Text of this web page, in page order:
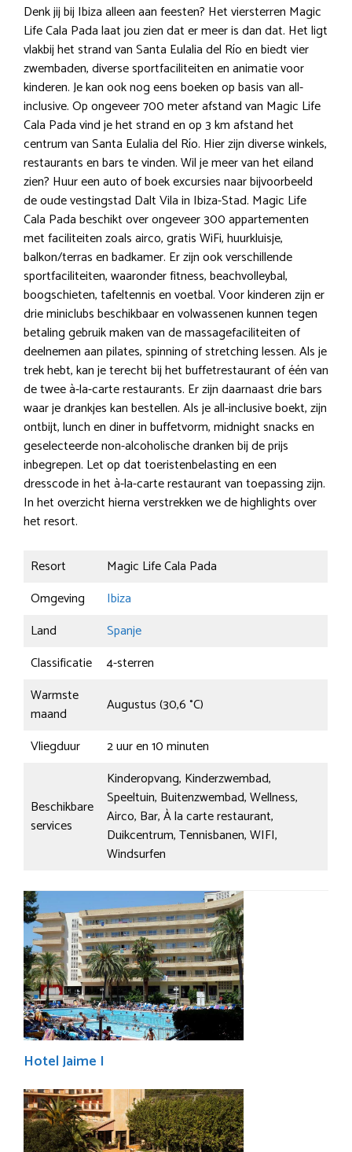
Denk jij bij Ibiza alleen aan feesten? Het viersterren Magic
Life Cala Pada laat jou zien dat er meer is dan dat. Het ligt
vlakbij het strand van Santa Eulalia del Río en biedt vier
zwembaden, diverse sportfaciliteiten en animatie voor
kinderen. Je kan ook nog eens boeken op basis van all-
inclusive. Op ongeveer 700 meter afstand van Magic Life
Cala Pada vind je het strand en op 3 km afstand het
centrum van Santa Eulalia del Río. Hier zijn diverse winkels,
restaurants en bars te vinden. Wil je meer van het eiland
zien? Huur een auto of boek excursies naar bijvoorbeeld
de oude vestingstad Dalt Vila in Ibiza-Stad. Magic Life
Cala Pada beschikt over ongeveer 300 appartementen
met faciliteiten zoals airco, gratis WiFi, huurkluisje,
balkon/terras en badkamer. Er zijn ook verschillende
sportfaciliteiten, waaronder fitness, beachvolleybal,
boogschieten, tafeltennis en voetbal. Voor kinderen zijn er
drie miniclubs beschikbaar en volwassenen kunnen tegen
betaling gebruik maken van de massagefaciliteiten of
deelnemen aan pilates, spinning of stretching lessen. Als je
trek hebt, kan je terecht bij het buffetrestaurant of één van
de twee à-la-carte restaurants. Er zijn daarnaast drie bars
waar je drankjes kan bestellen. Als je all-inclusive boekt, zijn
ontbijt, lunch en diner in buffetvorm, midnight snacks en
geselecteerde non-alcoholische dranken bij de prijs
inbegrepen. Let op dat toeristenbelasting en een
dresscode in het à-la-carte restaurant van toepassing zijn.
In het overzicht hierna verstrekken we de highlights over
het resort.
Resort
Magic Life Cala Pada
Omgeving
Ibiza
Land
Spanje
Classificatie
4-sterren
Warmste
maand
Augustus (30,6 °C)
Vliegduur
2 uur en 10 minuten
Beschikbare
services
Kinderopvang, Kinderzwembad,
Speeltuin, Buitenzwembad, Wellness,
Airco, Bar, À la carte restaurant,
Duikcentrum, Tennisbanen, WIFI,
Windsurfen
Hotel Jaime I